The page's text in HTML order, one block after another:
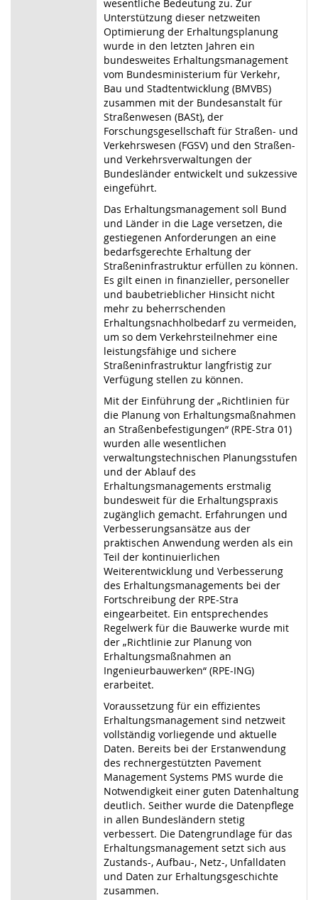
wesentliche Bedeutung zu. Zur
Unterstützung dieser netzweiten
Optimierung der Erhaltungsplanung
wurde in den letzten Jahren ein
bundesweites Erhaltungsmanagement
vom Bundesministerium für Verkehr,
Bau und Stadtentwicklung (BMVBS)
zusammen mit der Bundesanstalt für
Straßenwesen (BASt), der
Forschungsgesellschaft für Straßen- und
Verkehrswesen (FGSV) und den Straßen-
und Verkehrsverwaltungen der
Bundesländer entwickelt und sukzessive
eingeführt.
Das Erhaltungsmanagement soll Bund
und Länder in die Lage versetzen, die
gestiegenen Anforderungen an eine
bedarfsgerechte Erhaltung der
Straßeninfrastruktur erfüllen zu können.
Es gilt einen in finanzieller, personeller
und baubetrieblicher Hinsicht nicht
mehr zu beherrschenden
Erhaltungsnachholbedarf zu vermeiden,
um so dem Verkehrsteilnehmer eine
leistungsfähige und sichere
Straßeninfrastruktur langfristig zur
Verfügung stellen zu können.
Mit der Einführung der „Richtlinien für
die Planung von Erhaltungsmaßnahmen
an Straßenbefestigungen“ (RPE-Stra 01)
wurden alle wesentlichen
verwaltungstechnischen Planungsstufen
und der Ablauf des
Erhaltungsmanagements erstmalig
bundesweit für die Erhaltungspraxis
zugänglich gemacht. Erfahrungen und
Verbesserungsansätze aus der
praktischen Anwendung werden als ein
Teil der kontinuierlichen
Weiterentwicklung und Verbesserung
des Erhaltungsmanagements bei der
Fortschreibung der RPE-Stra
eingearbeitet. Ein entsprechendes
Regelwerk für die Bauwerke wurde mit
der „Richtlinie zur Planung von
Erhaltungsmaßnahmen an
Ingenieurbauwerken“ (RPE-ING)
erarbeitet.
Voraussetzung für ein effizientes
Erhaltungsmanagement sind netzweit
vollständig vorliegende und aktuelle
Daten. Bereits bei der Erstanwendung
des rechnergestützten Pavement
Management Systems PMS wurde die
Notwendigkeit einer guten Datenhaltung
deutlich. Seither wurde die Datenpflege
in allen Bundesländern stetig
verbessert. Die Datengrundlage für das
Erhaltungsmanagement setzt sich aus
Zustands-, Aufbau-, Netz-, Unfalldaten
und Daten zur Erhaltungsgeschichte
zusammen.